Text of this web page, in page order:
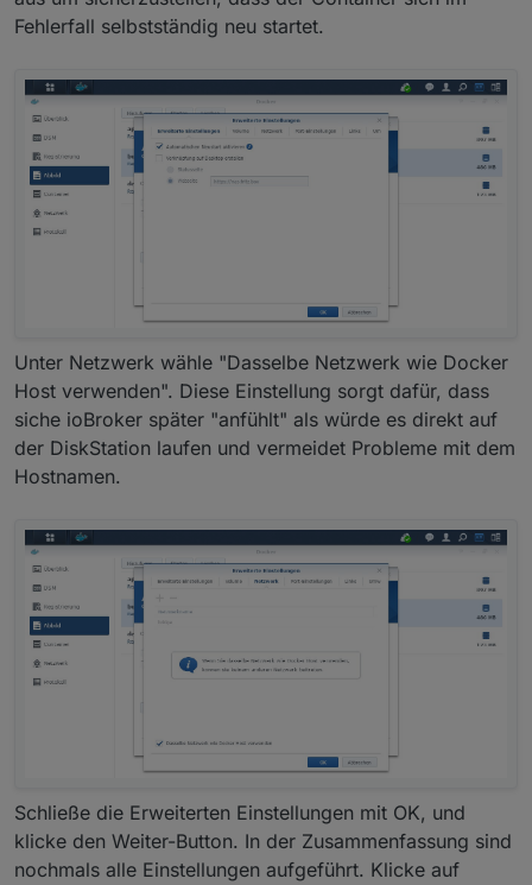
Fehlerfall selbstständig neu startet.
Unter Netzwerk wähle "Dasselbe Netzwerk wie Docker
Host verwenden". Diese Einstellung sorgt dafür, dass
siche ioBroker später "anfühlt" als würde es direkt auf
der DiskStation laufen und vermeidet Probleme mit dem
Hostnamen.
Schließe die Erweiterten Einstellungen mit OK, und
klicke den Weiter-Button. In der Zusammenfassung sind
nochmals alle Einstellungen aufgeführt. Klicke auf